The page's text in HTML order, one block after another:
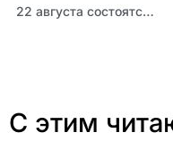
22 августа состоятся семинары для учителей начальных классов и преподавателей ОБЗР
С этим